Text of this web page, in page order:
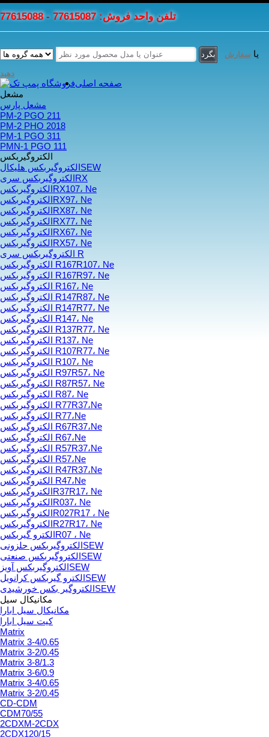
تلفن واحد فروش: 77615087 - 77615088
یا سفارش
دهید
صفحه اصلی
مشعل
مشعل پارس
PM-2 PGO 211
PM-2 PHO 2018
PM-1 PGO 311
PMN-1 PGO 111
الکتروگیربکس
الکتروگیربکس هلیکالSEW
الکتروگیربکس سریRX
الکتروگیربکسRX107، Ne
الکتروگیربکسRX97، Ne
الکتروگیربکسRX87، Ne
الکتروگیربکسRX77، Ne
الکتروگیربکسRX67، Ne
الکتروگیربکسRX57، Ne
الکتروگیربکس سری R
الکتروگیربکس R167R107، Ne
الکتروگیربکس R167R97، Ne
الکتروگیربکس R167، Ne
الکتروگیربکس R147R87، Ne
الکتروگیربکس R147R77، Ne
الکتروگیربکس R147، Ne
الکتروگیربکس R137R77، Ne
الکتروگیربکس R137، Ne
الکتروگیربکس R107R77، Ne
الکتروگیربکس R107، Ne
الکتروگیربکس R97R57، Ne
الکتروگیربکس R87R57، Ne
الکتروگیربکس R87، Ne
الکتروگیربکس R77R37،Ne
الکتروگیربکس R77،Ne
الکتروگیربکس R67R37،Ne
الکتروگیربکس R67،Ne
الکتروگیربکس R57R37،Ne
الکتروگیربکس R57،Ne
الکتروگیربکس R47R37،Ne
الکتروگیربکس R47،Ne
الکتروگیربکسR37R17، Ne
الکتروگیربکسR037، Ne
الکتروگیربکسR027R17 ، Ne
الکتروگیربکسR27R17، Ne
الکترو گیربکسR07 ، Ne
الکتروگیربکس حلزونیSEW
الکتروگیربکس صنعتیSEW
الکتروگیربکس آویزSEW
الکترو گیربکس کرانویلSEW
الکتروگیر بکس خورشیدیSEW
مکانیکال سیل
مکانیکال سیل ابارا
کیت سیل ابارا
Matrix
Matrix 3-4/0.65
Matrix 3-2/0.45
Matrix 3-8/1.3
Matrix 3-6/0.9
Matrix 3-4/0.65
Matrix 3-2/0.45
CD-CDM
CDM70/55
2CDXM-2CDX
2CDX120/15